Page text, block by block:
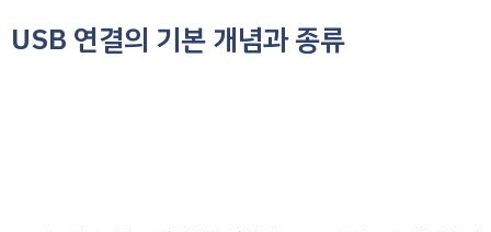
USB 연결의 기본 개념과 종류